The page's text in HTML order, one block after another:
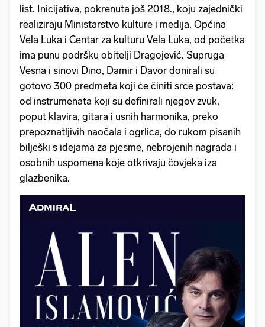
list. Inicijativa, pokrenuta još 2018., koju zajednički
realiziraju Ministarstvo kulture i medija, Općina
Vela Luka i Centar za kulturu Vela Luka, od početka
ima punu podršku obitelji Dragojević. Supruga
Vesna i sinovi Dino, Damir i Davor donirali su
gotovo 300 predmeta koji će činiti srce postava:
od instrumenata koji su definirali njegov zvuk,
poput klavira, gitara i usnih harmonika, preko
prepoznatljivih naočala i ogrlica, do rukom pisanih
bilješki s idejama za pjesme, nebrojenih nagrada i
osobnih uspomena koje otkrivaju čovjeka iza
glazbenika.